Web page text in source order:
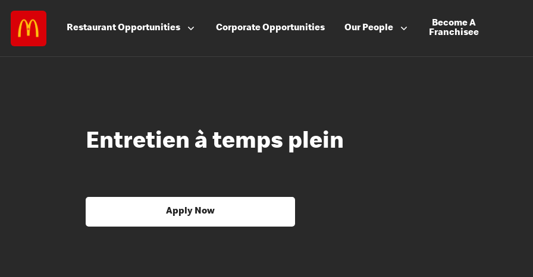
RestaurantOpportunities CorporateOpportunities Our People
Become A
Franchisee
Entretien à temps plein
Apply Now